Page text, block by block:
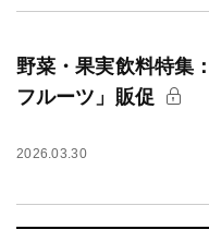
野菜・果実飲料特集
フルーツ」販促
2026.03.30